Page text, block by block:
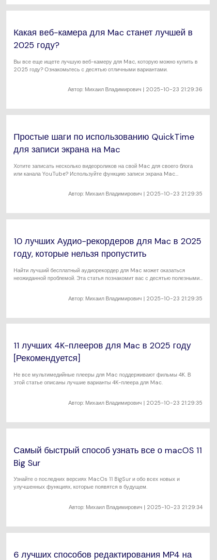
Какая веб-камера для Mac станет лучшей в
2025 году?
Вы все еще ищете лучшую веб-камеру для Mac, которую можно купить в
2025 году? Ознакомьтесь с десятью отличными вариантами.
Автор: Михаил Владимирович | 2025-10-23 21:29:36
Простые шаги по использованию QuickTime
для записи экрана на Mac
Хотите записать несколько видеороликов на свой Mac для своего блога
или канала YouTube? Используйте функцию записи экрана Mac
Автор: Михаил Владимирович | 2025-10-23 21:29:35
10 лучших Аудио-рекордеров для Mac в 2025
году, которые нельзя пропустить
Найти лучший бесплатный аудиорекордер для Mac может оказаться
неожиданной проблемой. Эта статья познакомит вас с десятью полезными
Автор: Михаил Владимирович | 2025-10-23 21:29:35
11 лучших 4K-плееров для Mac в 2025 году
[Рекомендуется]
Не все мультимедийные плееры для Mac поддерживают фильмы 4K. В
этой статье описаны лучшие варианты 4K-плеера для Mac.
Автор: Михаил Владимирович | 2025-10-23 21:29:35
Самый быстрый способ узнать все о macOS 11
Big Sur
Узнайте о последних версиях MacOs 11 BigSur и обо всех новых и
улучшенных функциях, которые появятся в будущем.
Автор: Михаил Владимирович | 2025-10-23 21:29:34
6 лучших способов редактирования MP4 на